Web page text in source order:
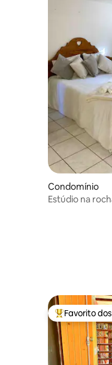
Condomínio
Estúdio na
Favoritos dos
Favorito